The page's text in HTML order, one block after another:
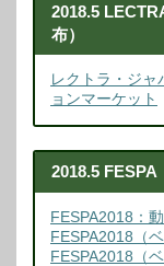
2018.5
布）
レクトラ・ジ
ョンマーケット
2018.5 FESPA
FESPA2018：
FESPA2018（
FESPA2018（